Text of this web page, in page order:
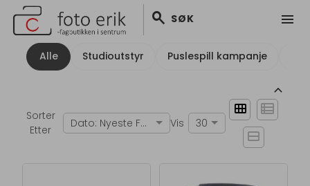
search SØK menu
Alle Studioutstyr Puslespill kampanje
Sorter
Etter
Dato: Nyeste Først Vis 30
view_module
view_list
view_stream
keyboard_arrow_up